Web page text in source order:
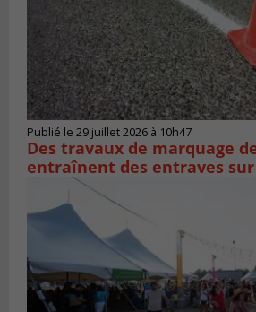
Publié le 29 juillet 2026 à 10h47
Des travaux de marquage
entraînent des entraves sur